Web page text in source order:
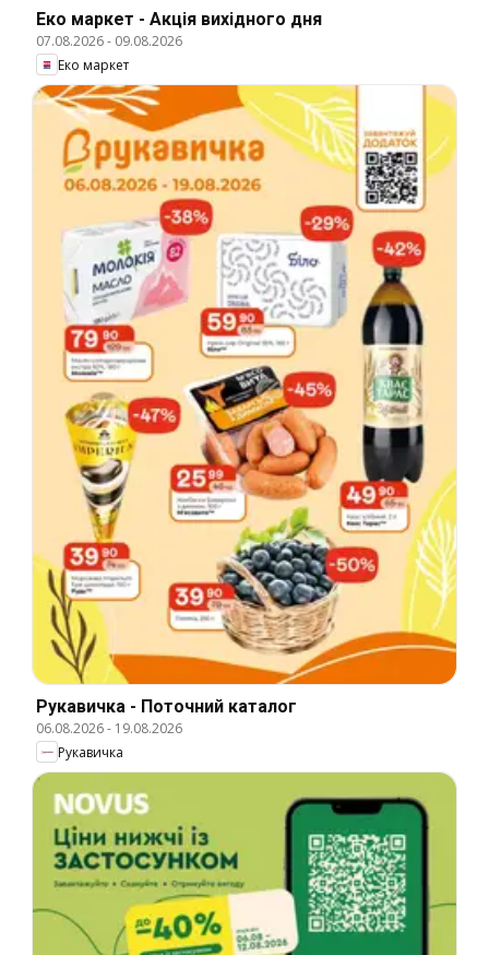
Еко маркет - Акція вихідного дня
07.08.2026- 09.08.2026
Еко маркет
Рукавичка - Поточний каталог
06.08.2026- 19.08.2026
Рукавичка